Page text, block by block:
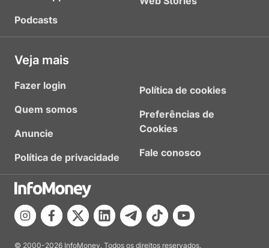
Podcasts
Veja mais
Fazer login
Quem somos
Anuncie
Política de privacidade
Política de cookies
Preferências de
Cookies
Fale conosco
© 2000-2026 InfoMoney. Todos os direitos reservados.